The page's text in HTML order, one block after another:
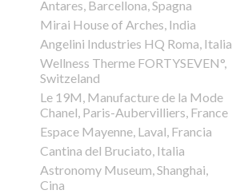
Antares, Barcellona, Spagna
Mirai House of Arches, India
Angelini Industries HQ Roma, Italia
Wellness Therme FORTYSEVEN°,
Switzeland
Le 19M, Manufacture de la Mode
Chanel, Paris-Aubervilliers, France
Espace Mayenne, Laval, Francia
Cantina del Bruciato, Italia
Astronomy Museum, Shanghai,
Cina